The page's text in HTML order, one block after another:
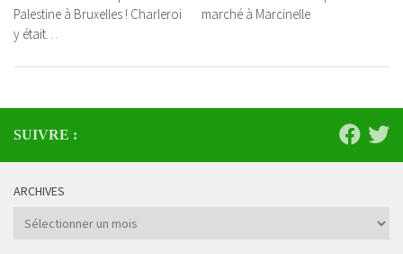
Palestine à Bruxelles ! Charleroi
y était…
marché à Marcinelle
SUIVRE :
ARCHIVES
Archives